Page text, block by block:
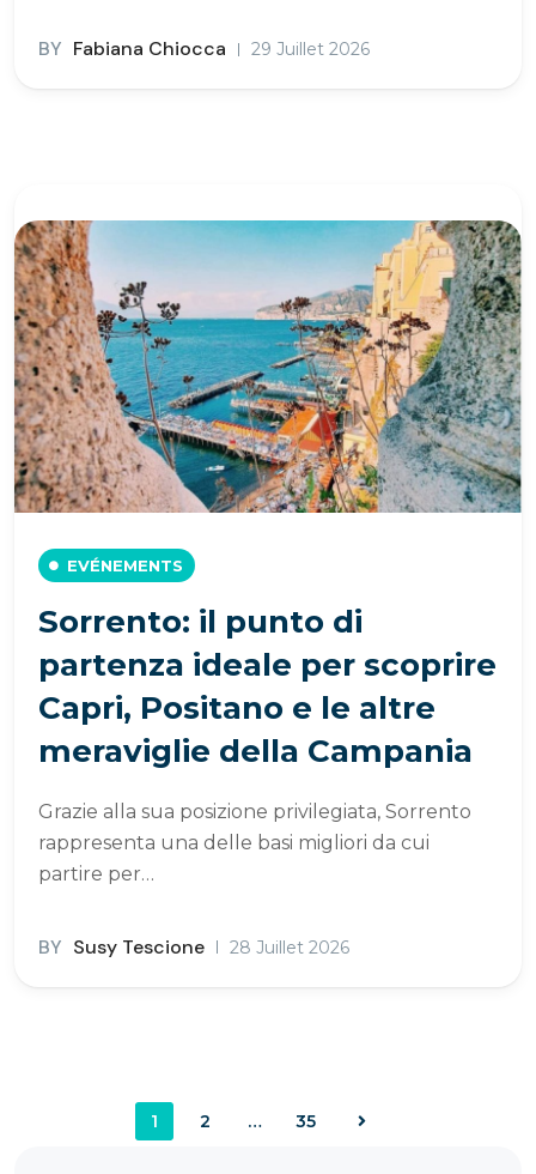
BY Fabiana Chiocca 29 Juillet 2026
EVÉNEMENTS
Sorrento: il punto di
partenza ideale per scoprire
Capri, Positano e le altre
meraviglie della Campania
Grazie alla sua posizione privilegiata, Sorrento
rappresenta una delle basi migliori da cui
partire per…
BY Susy Tescione 28 Juillet 2026
1 2 … 35